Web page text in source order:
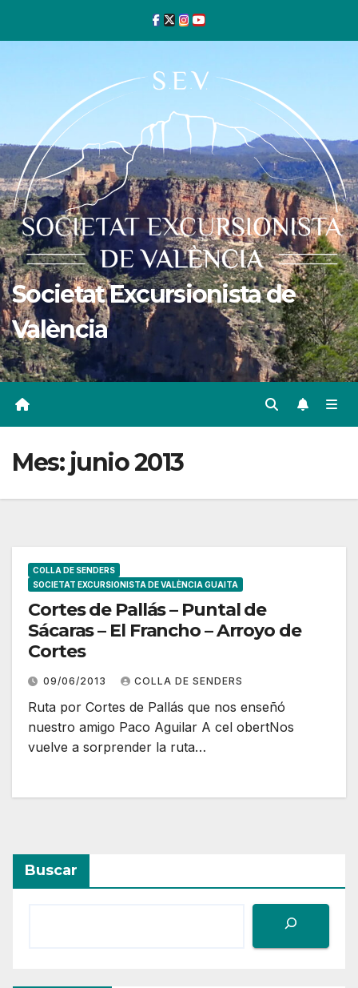
Societat Excursionista de
València
Mes: junio 2013
COLLA DE SENDERS
SOCIETAT EXCURSIONISTA DE VALÈNCIA GUAITA
Cortes de Pallás – Puntal de
Sácaras – El Francho – Arroyo de
Cortes
09/06/2013 COLLA DE SENDERS
Ruta por Cortes de Pallás que nos enseñó
nuestro amigo Paco Aguilar A cel obertNos
vuelve a sorprender la ruta…
Buscar